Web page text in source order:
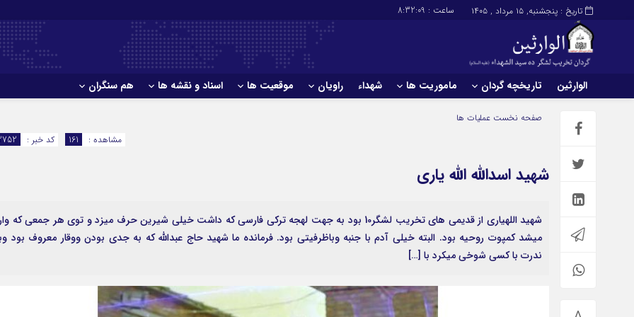
تاریخ : پنجشنبه, ۱۵ مرداد , ۱۴۰۵ ساعت : 8:32:10
الوارثین تاریخچه گردان ماموریت ها شهداء راویان موقعیت ها اسناد و نقشه ها هم سنگران
صفحه نخست عملیات ها
کد خبر :
مشاهده : 161
شهید اسدالله الله یاری
شهید اللهیاری از قدیمی های تخریب لشگر10 بود به جهت لهجه ترکی فارسی که داشت خیلی شیرین حرف میزد و توی هر جمعی که
میشد کمپوت روحیه بود. البته خیلی آدم با جنبه وباظرفیتی بود. فرمانده ما شهید حاج عبدالله که به جدی بودن ووقار معروف بود
ندرت با کسی شوخی میکرد با […]